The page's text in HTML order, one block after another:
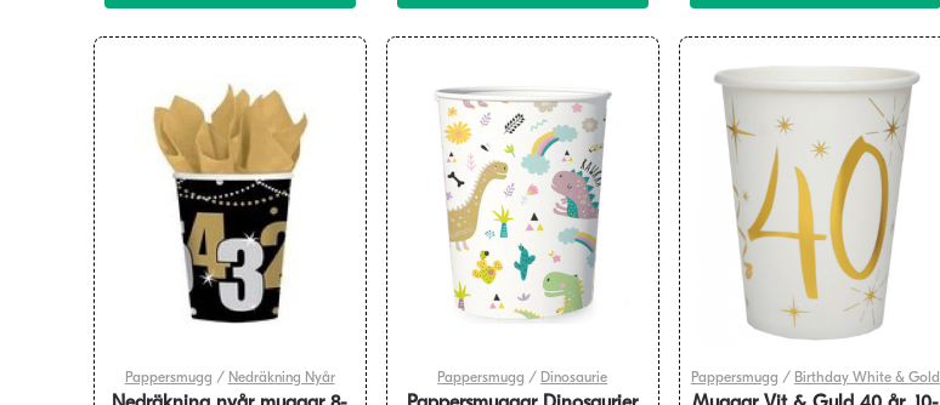
Pappersmugg / Nedräkning Nyår Pappersmugg / Dinosaurie Pappersmugg / Birthday White & Gold